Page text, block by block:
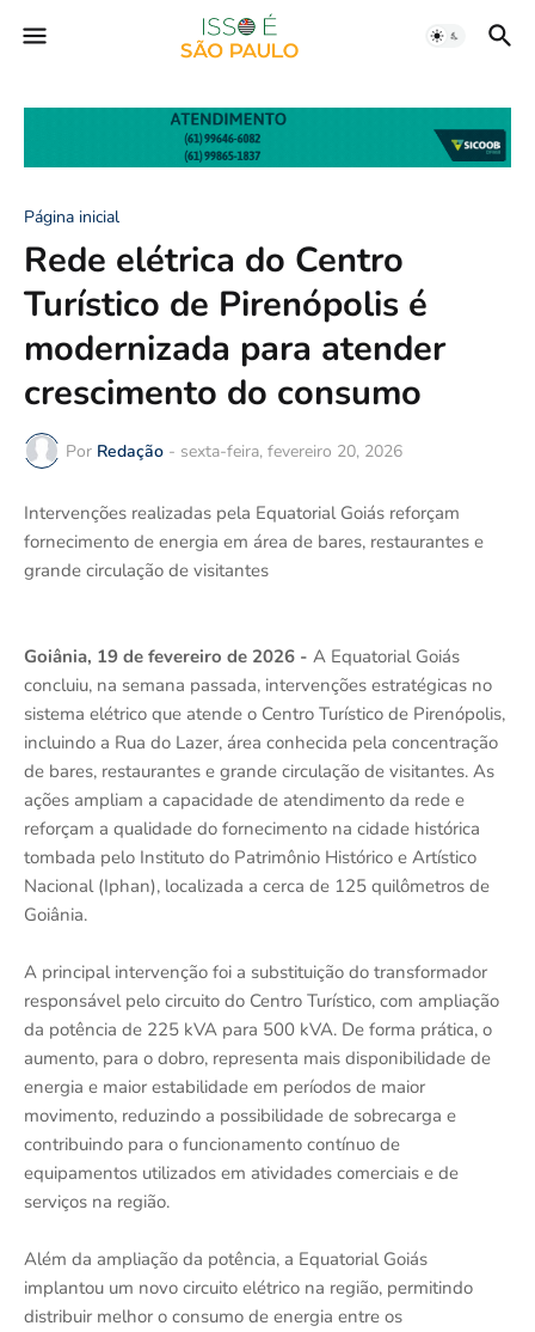
Página inicial
Rede elétrica do Centro
Turístico de Pirenópolis é
modernizada para atender
crescimento do consumo
Por Redação - sexta-feira, fevereiro 20, 2026
Intervenções realizadas pela Equatorial Goiás reforçam
fornecimento de energia em área de bares, restaurantes e
grande circulação de visitantes
Goiânia, 19 de fevereiro de 2026 - A Equatorial Goiás
concluiu, na semana passada, intervenções estratégicas no
sistema elétrico que atende o Centro Turístico de Pirenópolis,
incluindo a Rua do Lazer, área conhecida pela concentração
de bares, restaurantes e grande circulação de visitantes. As
ações ampliam a capacidade de atendimento da rede e
reforçam a qualidade do fornecimento na cidade histórica
tombada pelo Instituto do Patrimônio Histórico e Artístico
Nacional (Iphan), localizada a cerca de 125 quilômetros de
Goiânia.
A principal intervenção foi a substituição do transformador
responsável pelo circuito do Centro Turístico, com ampliação
da potência de 225 kVA para 500 kVA. De forma prática, o
aumento, para o dobro, representa mais disponibilidade de
energia e maior estabilidade em períodos de maior
movimento, reduzindo a possibilidade de sobrecarga e
contribuindo para o funcionamento contínuo de
equipamentos utilizados em atividades comerciais e de
serviços na região.
Além da ampliação da potência, a Equatorial Goiás
implantou um novo circuito elétrico na região, permitindo
distribuir melhor o consumo de energia entre os